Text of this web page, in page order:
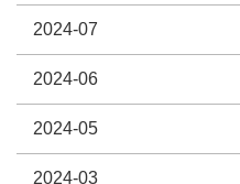
2024-07
2024-06
2024-05
2024-03